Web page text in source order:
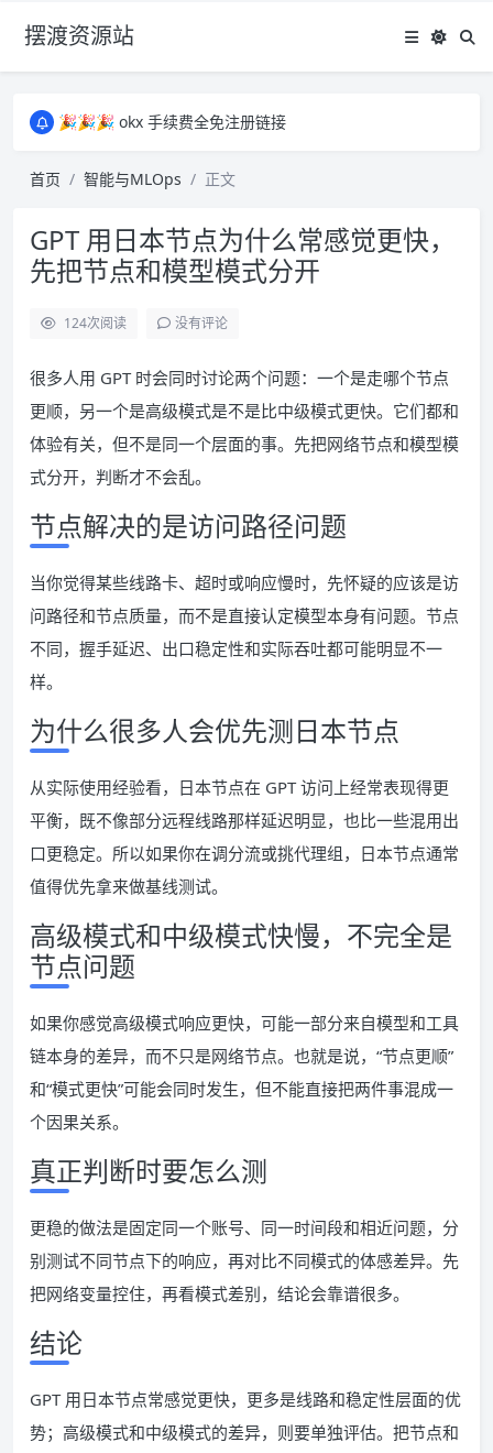
摆渡资源站
🎉🎉🎉 okx 手续费全免注册链接
所有资源均为免费网盘资源，资源失效请备注留言，感谢！
🎉🎉🎉 okx 手续费全免注册链接
首页 智能与MLOps 正文
GPT 用日本节点为什么常感觉更快，
先把节点和模型模式分开
124次阅读 没有评论
很多人用 GPT 时会同时讨论两个问题：一个是走哪个节点
更顺，另一个是高级模式是不是比中级模式更快。它们都和
体验有关，但不是同一个层面的事。先把网络节点和模型模
式分开，判断才不会乱。
节点解决的是访问路径问题
当你觉得某些线路卡、超时或响应慢时，先怀疑的应该是访
问路径和节点质量，而不是直接认定模型本身有问题。节点
不同，握手延迟、出口稳定性和实际吞吐都可能明显不一
样。
为什么很多人会优先测日本节点
从实际使用经验看，日本节点在 GPT 访问上经常表现得更
平衡，既不像部分远程线路那样延迟明显，也比一些混用出
口更稳定。所以如果你在调分流或挑代理组，日本节点通常
值得优先拿来做基线测试。
高级模式和中级模式快慢，不完全是
节点问题
如果你感觉高级模式响应更快，可能一部分来自模型和工具
链本身的差异，而不只是网络节点。也就是说，“节点更顺”
和“模式更快”可能会同时发生，但不能直接把两件事混成一
个因果关系。
真正判断时要怎么测
更稳的做法是固定同一个账号、同一时间段和相近问题，分
别测试不同节点下的响应，再对比不同模式的体感差异。先
把网络变量控住，再看模式差别，结论会靠谱很多。
结论
GPT 用日本节点常感觉更快，更多是线路和稳定性层面的优
势；高级模式和中级模式的差异，则要单独评估。把节点和